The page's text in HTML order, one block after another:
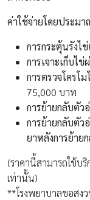
เท่านั้น)
**โรงพยาบาลขอสง
ล่วงหน้า**
รายละเอียดเพิ่มเติม :
สถานที่ตั้ง
ศูนย์รักษาผู้มีบุตรยา
2 ซ.ศูนย์วิจัย 7 ถ.เพ
โทรศัพท์ :02 3100